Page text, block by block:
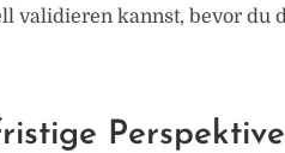
validieren kannst, bevor du
Perspektive